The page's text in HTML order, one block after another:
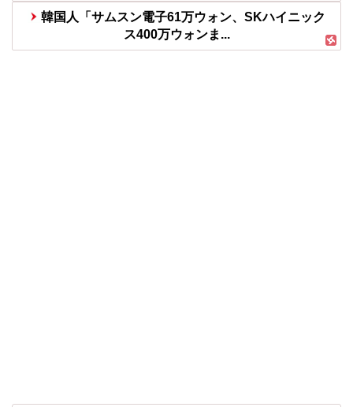
韓国人「サムスン電子61万ウォン、SKハイニック
ス400万ウォンま...